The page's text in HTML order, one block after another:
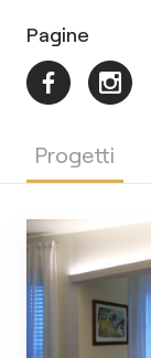
Pagine
Progetti